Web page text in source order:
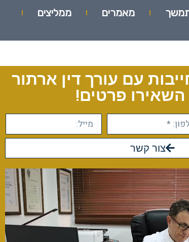
מאמרים
ממליצים
עם עורך דין ארתור
השאירו פרטים!
צור קשר